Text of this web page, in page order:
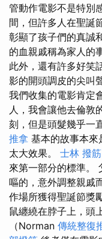
管動作電影不是特別
間，但許多人在聖誕
彰顯了孩子們的真誠
的血親戚稱為家人的
此外，還有許多好笑
影的開頭調皮的尖叫
我們收集的電影肯定
人，我會讓他去倫敦
刻，但是頭髮幾乎一
推拿 基本的故事本來
太大效果。 士林 撥筋
來第一部分的標準。
嘔的，意外調整親戚
作場所獲得聖誕節獎
鼠纏繞在脖子上，頭
（Norman 傳統整復